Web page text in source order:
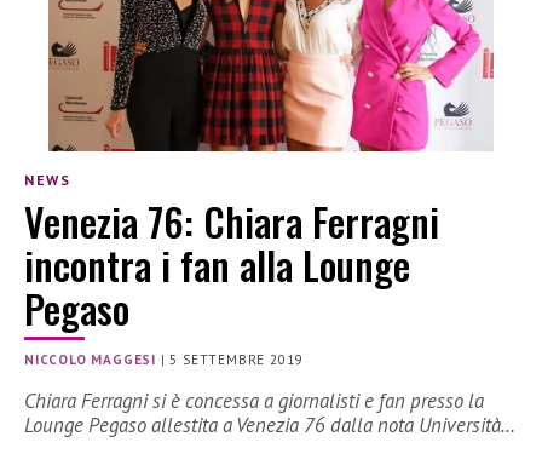
NEWS
Venezia 76: Chiara Ferragni
incontra i fan alla Lounge
Pegaso
NICCOLO MAGGESI |5 SETTEMBRE 2019
Chiara Ferragni si è concessa a giornalisti e fan presso la
Lounge Pegaso allestita a Venezia 76 dalla nota Università…